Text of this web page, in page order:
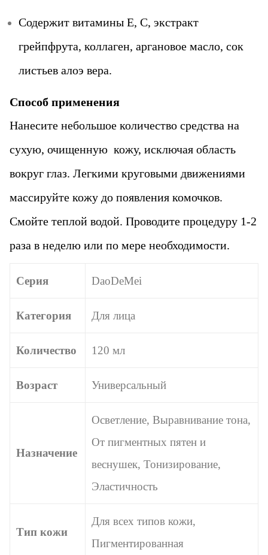
Содержит витамины Е, С, экстракт
грейпфрута, коллаген, аргановое масло, сок
листьев алоэ вера.
Способ применения
Нанесите небольшое количество средства на
сухую, очищенную кожу, исключая область
вокруг глаз. Легкими круговыми движениями
массируйте кожу до появления комочков.
Смойте теплой водой. Проводите процедуру 1-2
раза в неделю или по мере необходимости.
Серия DaoDeMei
Категория Для лица
Количество 120 мл
Возраст Универсальный
Назначение
Осветление, Выравнивание тона,
От пигментных пятен и
веснушек, Тонизирование,
Эластичность
Тип кожи
Для всех типов кожи,
Пигментированная